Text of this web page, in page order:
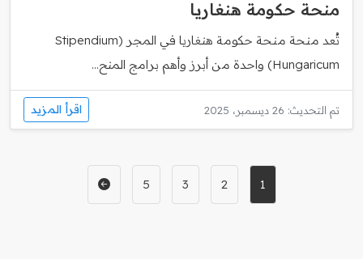
منحة حكومة هنغاريا
تُعد منحة منحة حكومة هنغاريا في المجر (Stipendium
Hungaricum) واحدة من أبرز وأهم برامج المنح...
تم التحديث: 26 ديسمبر، 2025 اقرأ المزيد
1
2
3
5